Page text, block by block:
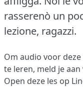
rasserenò un
lezione, ragazzi.
Om audio voor
te leren, meld je aan
Open deze les op